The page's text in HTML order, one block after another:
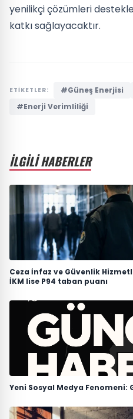
yenilikçi çözümleri
katkı sağlayacaktır.
ETİKETLER: #Güneş Enerjisi
#Enerji Verimliliği
İLGİLİ HABERLER
Ceza İnfaz ve Güvenlik
İKM lise P94 taban puanı
Yeni Sosyal Medya Fenomeni: